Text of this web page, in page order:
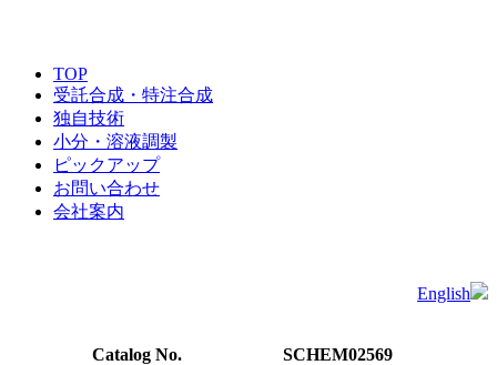
TOP
受託合成・特注合成
独自技術
小分・溶液調製
ピックアップ
お問い合わせ
会社案内
English
Catalog No. SCHEM02569